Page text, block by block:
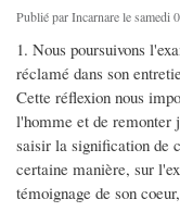
Publié parIncarnarele samedi
1. Nous poursuivons
réclamé dans son
Cette réflexion nous
l'homme et de remonter
saisir la signification de
certaine manière, sur
témoignage de son